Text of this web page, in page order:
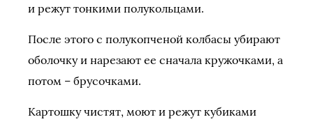
и режут тонкими полукольцами.
После этого с полукопченой колбасы убирают
оболочку и нарезают ее сначала кружочками, а
потом – брусочками.
Картошку чистят, моют и режут кубиками